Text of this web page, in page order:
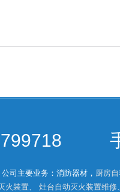
手
主要业务：消防器材， 厨房
火装置、 灶台自动灭火装置维修